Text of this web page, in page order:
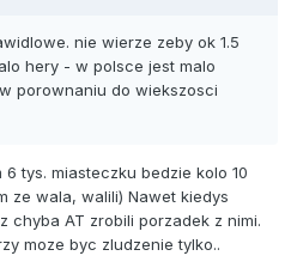
nie wierze zeby ok 1.5
hery - w polsce jest malo
porownaniu do wiekszosci
tys. miasteczku bedzie kolo 10
ze wala, walili) Nawet kiedys
chyba AT zrobili porzadek z nimi.
moze byc zludzenie tylko..